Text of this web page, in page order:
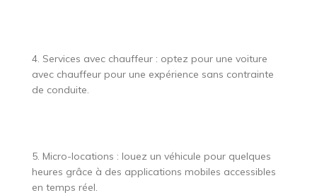
4. Services avec chauffeur : optez pour une voiture
avec chauffeur pour une expérience sans contrainte
de conduite.
5. Micro-locations : louez un véhicule pour quelques
heures grâce à des applications mobiles accessibles
en temps réel.